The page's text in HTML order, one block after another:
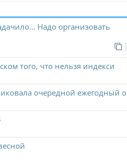
Надо организовать
того, что нельзя индекси
очередной ежегодный о